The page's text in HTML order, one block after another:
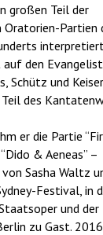
großen Teil der
Oratorien-Partien
auf den
Schütz und
des
er die Partie
& Aeneas” –
Sasha Waltz
Festival, in
und der
zu Gast.